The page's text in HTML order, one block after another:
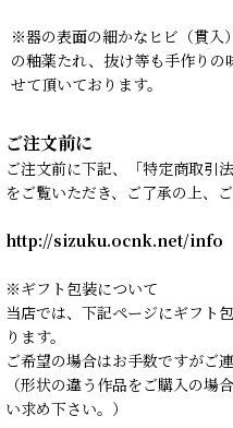
※器の表面の細かなヒビ（貫入
の釉薬たれ、抜け等も手作りの
せて頂いております。
ご注文前に
ご注文前に下記、「特定商取引
をご覧いただき、ご了承の上、
http://sizuku.ocnk.net/info
※ギフト包装について
当店では、下記ページにギフト
ります。
ご希望の場合はお手数ですがご
（形状の違う作品をご購入の場
い求め下さい。）